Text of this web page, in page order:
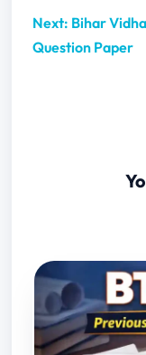
Next: Bihar
Question Paper